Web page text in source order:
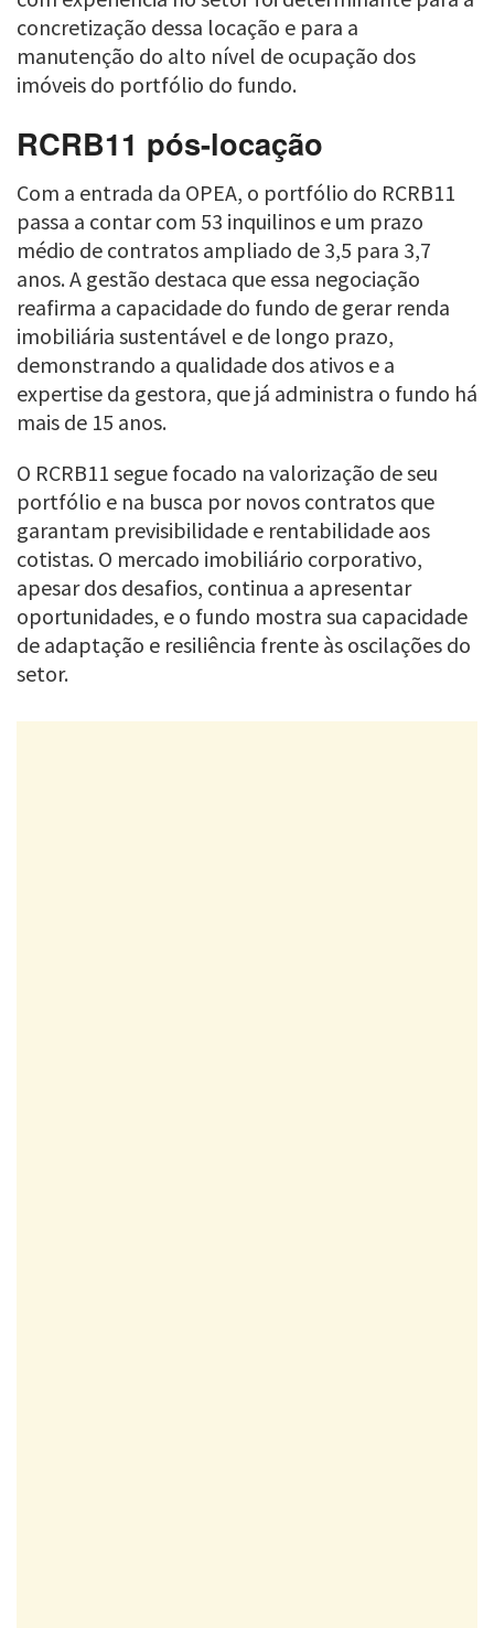
concretização dessa locação e para a
manutenção do alto nível de ocupação dos
imóveis do portfólio do fundo.
RCRB11 pós-locação
Com a entrada da OPEA, o portfólio do RCRB11
passa a contar com 53 inquilinos e um prazo
médio de contratos ampliado de 3,5 para 3,7
anos. A gestão destaca que essa negociação
reafirma a capacidade do fundo de gerar renda
imobiliária sustentável e de longo prazo,
demonstrando a qualidade dos ativos e a
expertise da gestora, que já administra o fundo há
mais de 15 anos.
O RCRB11 segue focado na valorização de seu
portfólio e na busca por novos contratos que
garantam previsibilidade e rentabilidade aos
cotistas. O mercado imobiliário corporativo,
apesar dos desafios, continua a apresentar
oportunidades, e o fundo mostra sua capacidade
de adaptação e resiliência frente às oscilações do
setor.